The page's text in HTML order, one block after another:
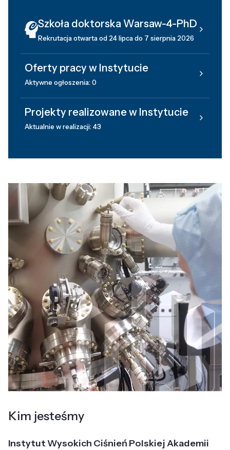
Szkoła doktorska Warsaw-4-PhD
Rekrutacja otwarta od 24 lipca do 7 sierpnia 2026
Oferty pracy w Instytucie
Aktywne ogłoszenia: 0
Projekty realizowane w Instytucie
Aktualnie w realizacji: 43
Kim jesteśmy
Instytut Wysokich Ciśnień Polskiej Akademii